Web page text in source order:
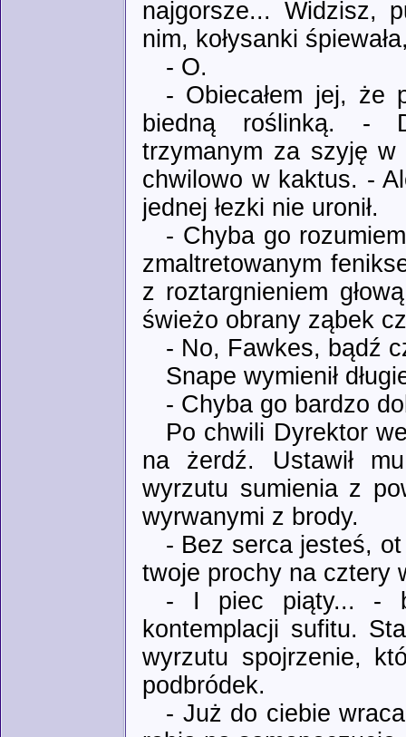
najgorsze... Widzisz,
nim, kołysanki
- O.
- Obiecałem jej, że
biedną roślinką. -
trzymanym za szyję
chwilowo w kaktus. -
jednej łezki nie uronił.
- Chyba go
zmaltretowanym
z roztargnieniem
świeżo obrany ząbek
- No, Fawkes, bądź
Snape wymienił
- Chyba go bardzo
Po chwili Dyrektor
na żerdź. Ustawił
wyrzutu sumienia z
wyrwanymi z brody.
- Bez serca jesteś,
twoje prochy na cztery
- I piec piąty... -
kontemplacji sufitu.
wyrzutu spojrzenie,
podbródek.
- Już do ciebie